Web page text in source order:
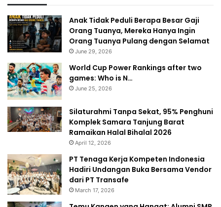
Anak Tidak Peduli Berapa Besar Gaji
Orang Tuanya, Mereka Hanya Ingin
Orang Tuanya Pulang dengan Selamat
June 29, 2026
World Cup Power Rankings after two
games: Who is N…
June 25, 2026
Silaturahmi Tanpa Sekat, 95% Penghuni
Komplek Samara Tanjung Barat
Ramaikan Halal Bihalal 2026
April 12, 2026
PT Tenaga Kerja Kompeten Indonesia
Hadiri Undangan Buka Bersama Vendor
dari PT Transafe
March 17, 2026